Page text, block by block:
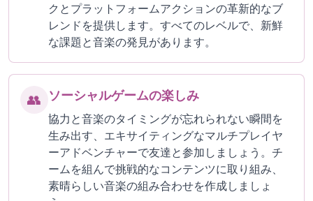
クとプラットフォームアクションの革新的なブ
レンドを提供します。すべてのレベルで、新鮮
な課題と音楽の発見があります。
👥 ソーシャルゲームの楽しみ
協力と音楽のタイミングが忘れられない瞬間を
生み出す、エキサイティングなマルチプレイヤ
ーアドベンチャーで友達と参加しましょう。チ
ームを組んで挑戦的なコンテンツに取り組み、
素晴らしい音楽の組み合わせを作成しましょ